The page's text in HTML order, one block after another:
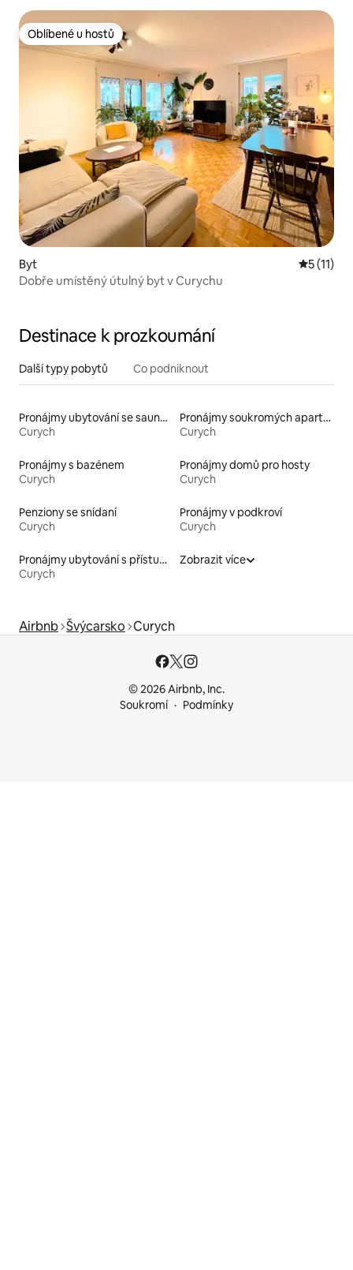
Oblíbené u hostů
Oblíbené u hostů
Byt
5 (11)
Dobře umístěný útulný byt v Curychu
Destinace k prozkoumání
Další typy pobytů Co podniknout
Pronájmy ubytování se saunou
Curych
Pronájmy soukromých apartmánů
Curych
Pronájmy s bazénem
Curych
Pronájmy domů pro hosty
Curych
Penziony se snídaní
Curych
Pronájmy v podkroví
Curych
Pronájmy ubytování s přístupem k jezeru
Curych
Zobrazit více
Airbnb Švýcarsko Curych
© 2026 Airbnb, Inc.
Soukromí
Podmínky